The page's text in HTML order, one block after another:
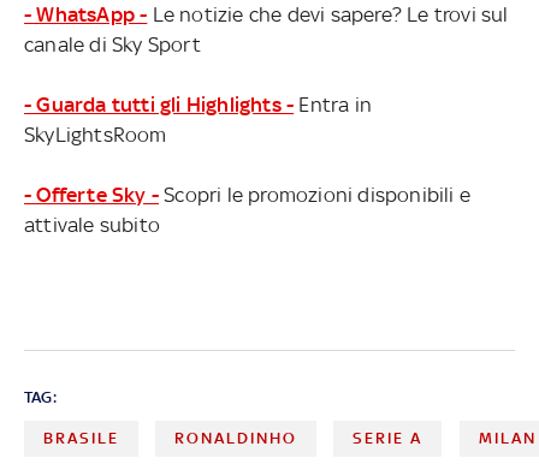
- WhatsApp - Le notizie che devi sapere? Le trovi sul
canale di Sky Sport
- Guarda tutti gli Highlights - Entra in
SkyLightsRoom
- Offerte Sky - Scopri le promozioni disponibili e
attivale subito
TAG:
BRASILE RONALDINHO SERIE A MILAN